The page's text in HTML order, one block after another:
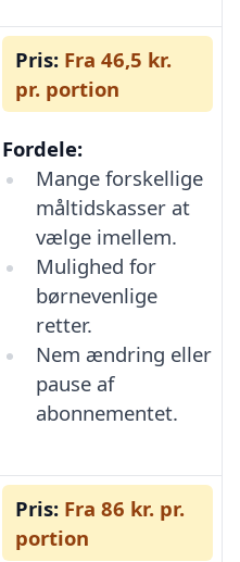
Pris: Fra 46,5 kr.
pr. portion
Fordele:
Mange forskellige
måltidskasser at
vælge imellem.
Mulighed for
børnevenlige
retter.
Nem ændring eller
pause af
abonnementet.
Pris: Fra 86 kr. pr.
portion